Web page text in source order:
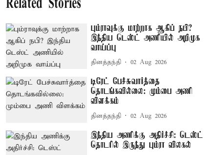
Related Stories
பும்ராவுக்கு மாற்றாக ஆகிப் நபி?
இந்திய டெஸ்ட் அணியில் அறிமுக
வாய்ப்பு
தினத்தந்தி 02 Aug 2026
டிரேட் பேச்சுவார்த்தை
தொடங்கவில்லை: மும்பை அணி
விளக்கம்
தினத்தந்தி 02 Aug 2026
இந்திய அணிக்கு அதிர்ச்சி: டெஸ்ட்
தொடரில் இருந்து பும்ரா விலகல்